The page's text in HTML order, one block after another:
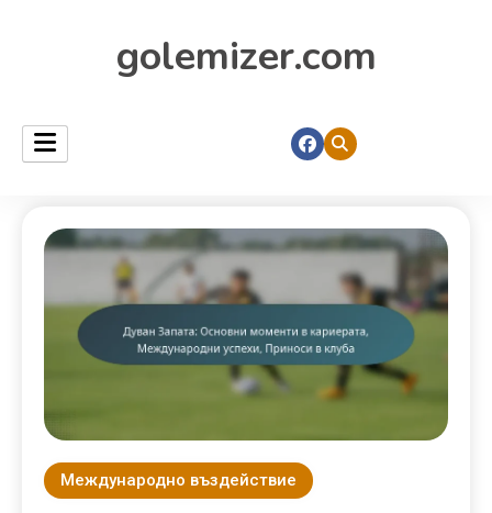
golemizer.com
Международно въздействие